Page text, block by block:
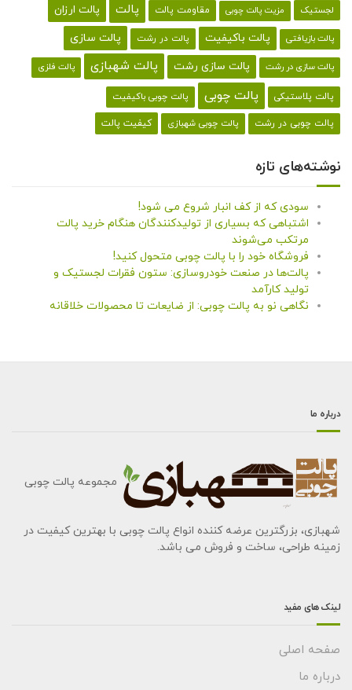
لجستیک مزیت پالت چوبی مقاومت پالت پالت پالت ارزان
پالت بازیافتی پالت باکیفیت پالت در رشت پالت سازی
پالت سازی در رشت پالت سازی رشت پالت شهبازی پالت فلزی
پالت پلاستیکی پالت چوبی پالت چوبی باکیفیت
پالت چوبی در رشت پالت چوبی شهبازی کیفیت پالت
نوشته‌های تازه
سودی که از کف انبار شروع می شود!
اشتباهی که بسیاری از تولیدکنندگان هنگام خرید پالت
مرتکب می‌شوند
فروشگاه خود را با پالت چوبی متحول کنید!
پالت‌ها در صنعت خودروسازی: ستون فقرات لجستیک و
تولید کارآمد
نگاهی نو به پالت چوبی: از ضایعات تا محصولات خلاقانه
درباره ما
مجموعه پالت چوبی
شهبازی، بزرگترین عرضه کننده انواع پالت چوبی با بهترین کیفیت در
زمینه طراحی، ساخت و فروش می باشد.
لینک های مفید
صفحه اصلی
درباره ما